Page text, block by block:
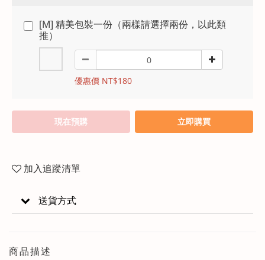
[M] 精美包裝一份（兩樣請選擇兩份，以此類
推）
優惠價 NT$180
現在預購 立即購買
加入追蹤清單
送貨方式
商品描述